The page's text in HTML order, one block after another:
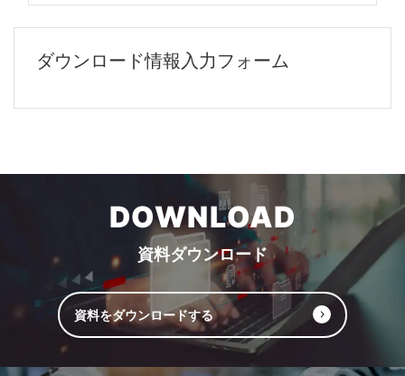
ダウンロード情報入力フォーム
DOWNLOAD
資料ダウンロード
資料をダウンロードする